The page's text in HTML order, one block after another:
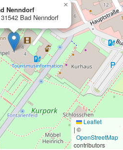
Nenndorf
Bad Nenndorf
×
Leaflet
| ©
OpenStreetMap
contributors